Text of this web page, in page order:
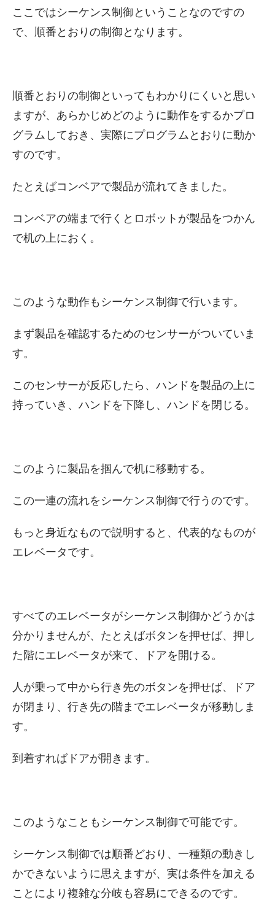
ここではシーケンス制御ということなのですの
で、順番とおりの制御となります。
順番とおりの制御といってもわかりにくいと思い
ますが、あらかじめどのように動作をするかプロ
グラムしておき、実際にプログラムとおりに動か
すのです。
たとえばコンベアで製品が流れてきました。
コンベアの端まで行くとロボットが製品をつかん
で机の上におく。
このような動作もシーケンス制御で行います。
まず製品を確認するためのセンサーがついていま
す。
このセンサーが反応したら、ハンドを製品の上に
持っていき、ハンドを下降し、ハンドを閉じる。
このように製品を掴んで机に移動する。
この一連の流れをシーケンス制御で行うのです。
もっと身近なもので説明すると、代表的なものが
エレベータです。
すべてのエレベータがシーケンス制御かどうかは
分かりませんが、たとえばボタンを押せば、押し
た階にエレベータが来て、ドアを開ける。
人が乗って中から行き先のボタンを押せば、ドア
が閉まり、行き先の階までエレベータが移動しま
す。
到着すればドアが開きます。
このようなこともシーケンス制御で可能です。
シーケンス制御では順番どおり、一種類の動きし
かできないように思えますが、実は条件を加える
ことにより複雑な分岐も容易にできるのです。